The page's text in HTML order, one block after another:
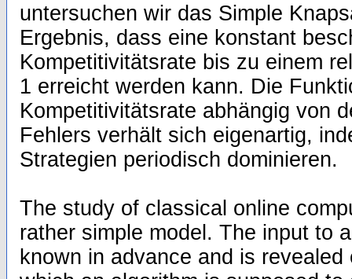
untersuchen wir das Simple
Ergebnis, dass eine konstant
Kompetitivitätsrate bis zu einem
1 erreicht werden kann. Die
Kompetitivitätsrate abhängig von
Fehlers verhält sich eigenartig,
Strategien periodisch dominieren.
The study of classical online
rather simple model. The input to
known in advance and is